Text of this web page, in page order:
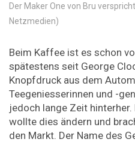
Der Maker One von Bru
Netzmedien)
Beim Kaffee ist es schon
spätestens seit George
Knopfdruck aus dem
Teegeniesserinnen und -
jedoch lange Zeit
wollte dies ändern und
den Markt. Der Name des